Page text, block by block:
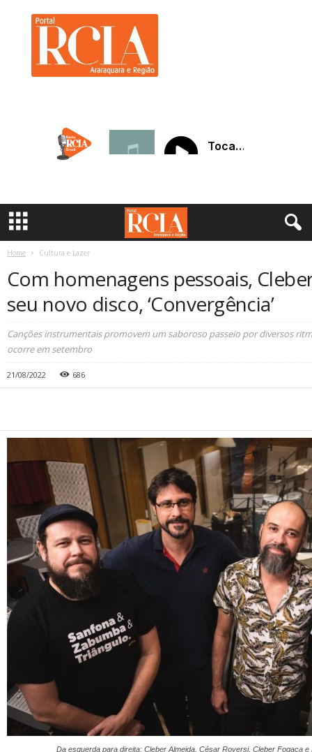
a
Home Cultura e Lazer
Com homenagens pessoais,
seu novo disco, ‘Convergência’
Canções instrumentais promovem um saboroso passeio por diversos
ocorre em setembro
21/08/2022 686
Da esquerda para direita: Cleber Almeida, César Roversi, Cleber Fogaça